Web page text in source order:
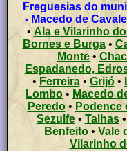
Freguesias do
- Macedo de
•Ala e Vilarinho
Bornes e Burga •
Monte •
Espadanedo,
• Ferreira• Grijó•
Lombo • Macedo
Peredo• Podence
Sezulfe• Talhas•
Benfeito • Vale
Vilarinho